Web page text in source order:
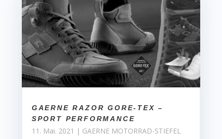
GAERNE RAZOR GORE-TEX –
SPORT PERFORMANCE
11. Mai. 2021 | GAERNE MOTORRAD-STIEFEL